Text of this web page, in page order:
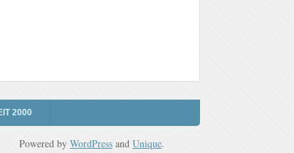
2000
Powered by WordPress and Unique.